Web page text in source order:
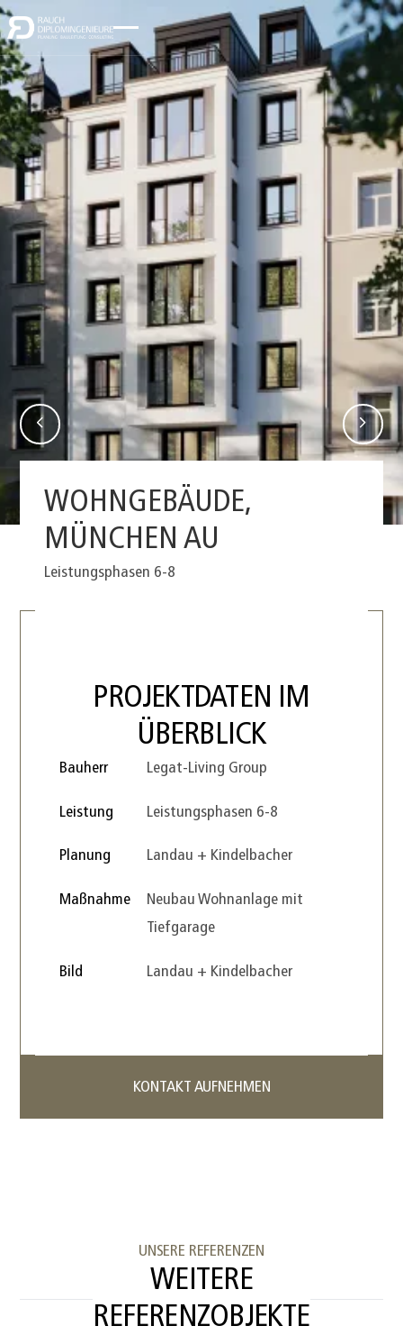
WOHNGEBÄUDE,
MÜNCHEN AU
Leistungsphasen 6-8
PROJEKTDATEN IM
ÜBERBLICK
Bauherr Legat-Living Group
Leistung Leistungsphasen 6-8
Planung Landau + Kindelbacher
Maßnahme
Neubau Wohnanlage mit
Tiefgarage
Bild Landau + Kindelbacher
KONTAKT AUFNEHMEN
UNSERE REFERENZEN
WEITERE
REFERENZOBJEKTE